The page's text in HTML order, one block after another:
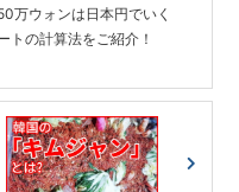
万ウォンは日本円でいく
トの計算法をご紹介！